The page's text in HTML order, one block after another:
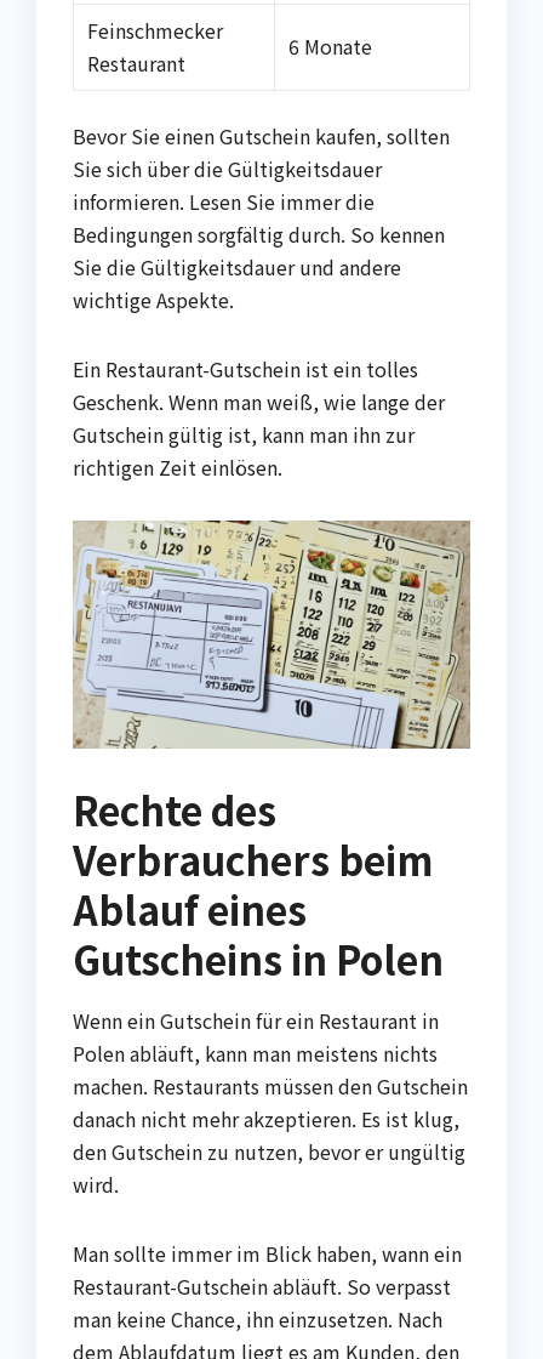
Feinschmecker
Restaurant
6 Monate
Bevor Sie einen Gutschein kaufen, sollten
Sie sich über die Gültigkeitsdauer
informieren. Lesen Sie immer die
Bedingungen sorgfältig durch. So kennen
Sie die Gültigkeitsdauer und andere
wichtige Aspekte.
Ein Restaurant-Gutschein ist ein tolles
Geschenk. Wenn man weiß, wie lange der
Gutschein gültig ist, kann man ihn zur
richtigen Zeit einlösen.
Rechte des
Verbrauchers beim
Ablauf eines
Gutscheins in Polen
Wenn ein Gutschein für ein Restaurant in
Polen abläuft, kann man meistens nichts
machen. Restaurants müssen den Gutschein
danach nicht mehr akzeptieren. Es ist klug,
den Gutschein zu nutzen, bevor er ungültig
wird.
Man sollte immer im Blick haben, wann ein
Restaurant-Gutschein abläuft. So verpasst
man keine Chance, ihn einzusetzen. Nach
dem Ablaufdatum liegt es am Kunden, den